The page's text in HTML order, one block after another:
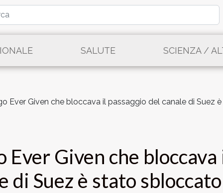
SALUTE SCIENZA /
Ever Given che bloccava il passaggio del canale di Suez
Ever Given che bloccava
di Suez è stato sbloccato